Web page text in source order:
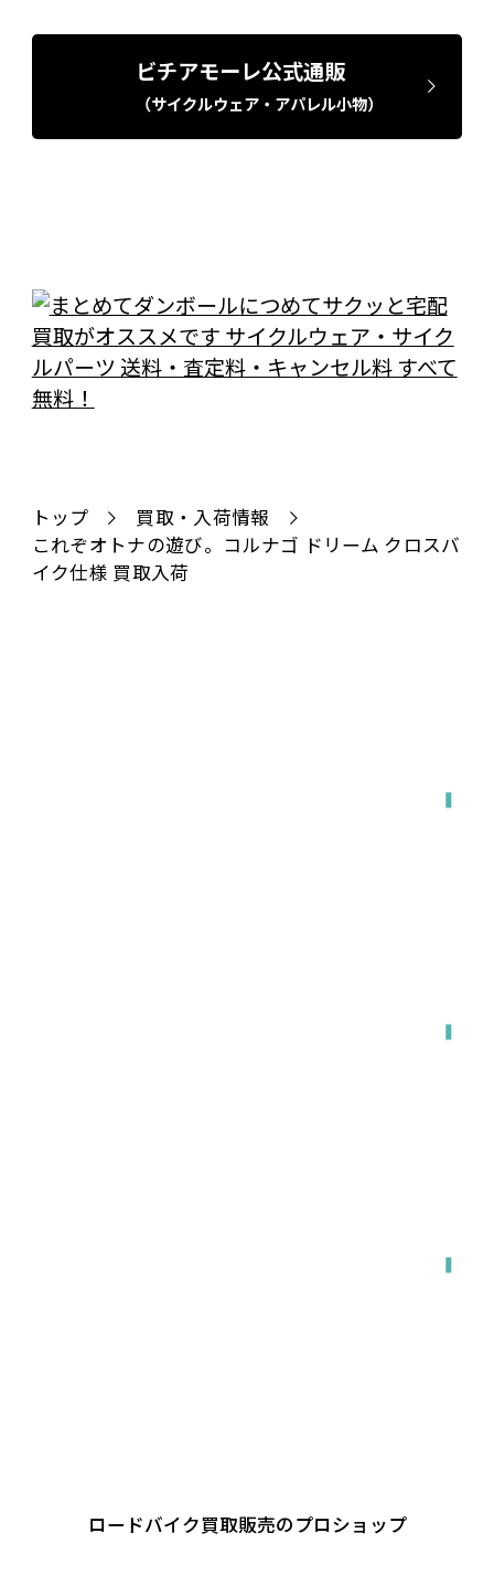
ビチアモーレ公式通販
（サイクルウェア・アパレル小物）
トップ
買取・入荷情報
これぞオトナの遊び。コルナゴ ドリーム クロスバ
イク仕様 買取入荷
ロードバイク買取販売のプロショップ